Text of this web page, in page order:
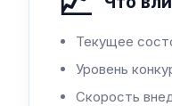
Текущее
Уровень
Скорость